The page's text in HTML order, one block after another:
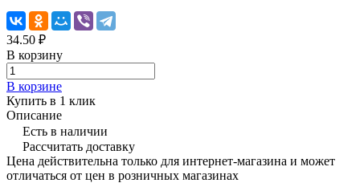
34.50 ₽
В корзину
В корзине
Купить в 1 клик
Описание
Есть в наличии
Рассчитать доставку
Цена действительна только для интернет-магазина и может
отличаться от цен в розничных магазинах